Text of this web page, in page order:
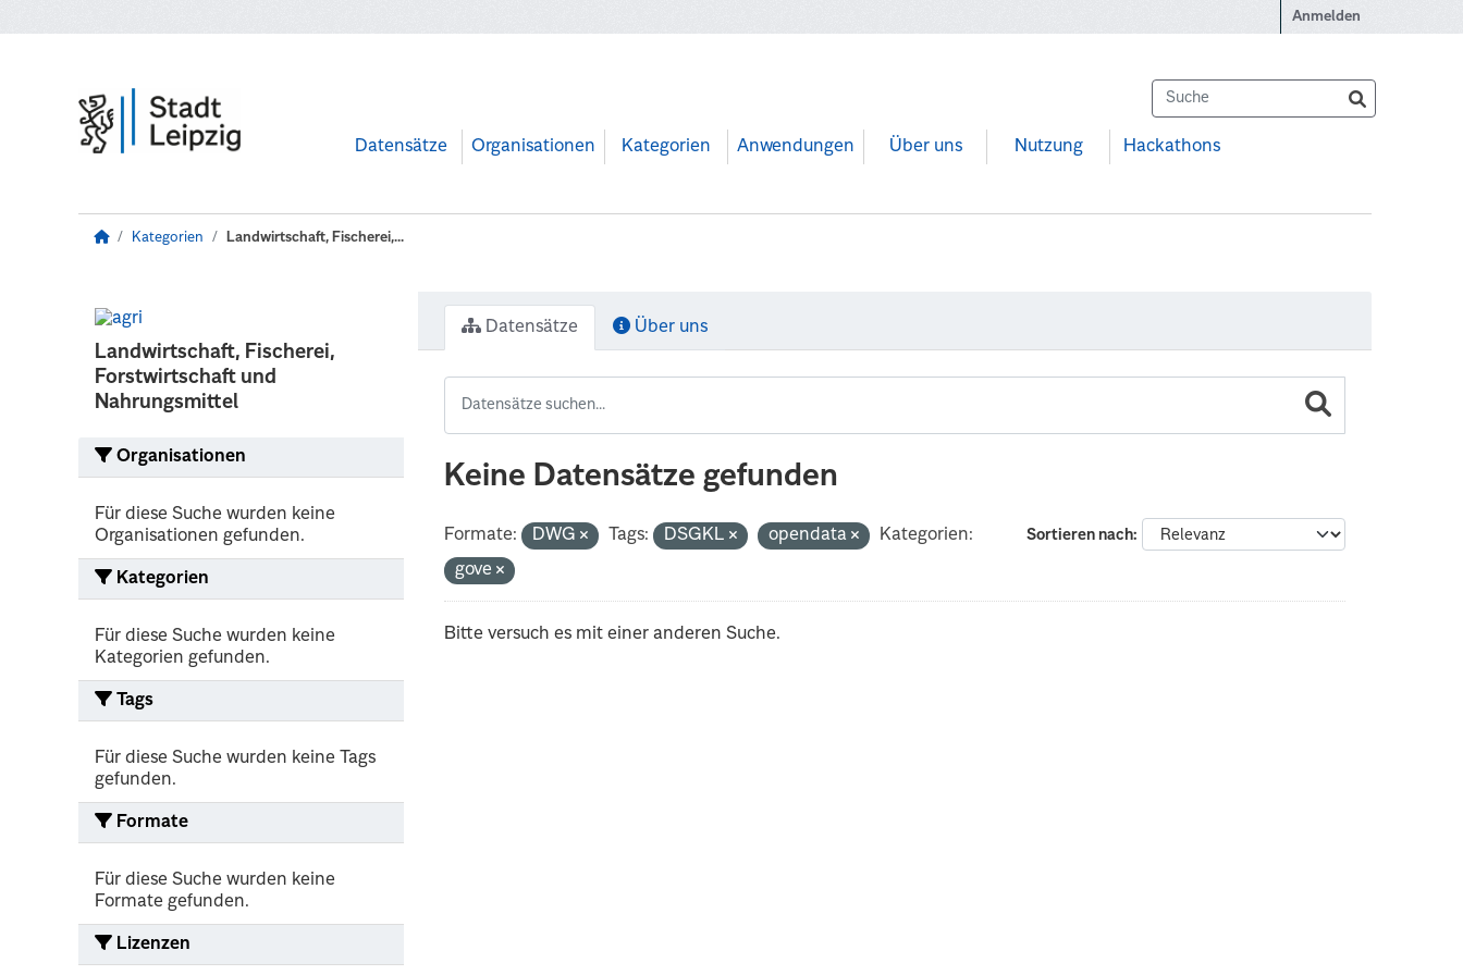
Anmelden
Datensätze Organisationen Kategorien Anwendungen Über uns Nutzung Hackathons
Kategorien Landwirtschaft, Fischerei,...
Landwirtschaft, Fischerei,
Forstwirtschaft und
Nahrungsmittel
Organisationen
Für diese Suche wurden keine
Organisationen gefunden.
Kategorien
Für diese Suche wurden keine
Kategorien gefunden.
Tags
Für diese Suche wurden keine Tags
gefunden.
Formate
Für diese Suche wurden keine
Formate gefunden.
Lizenzen
Datensätze Über uns
Keine Datensätze gefunden
Sortieren nach
Formate: DWG Tags: DSGKL opendata
Kategorien:
gove
Bitte versuch es mit einer anderen Suche.